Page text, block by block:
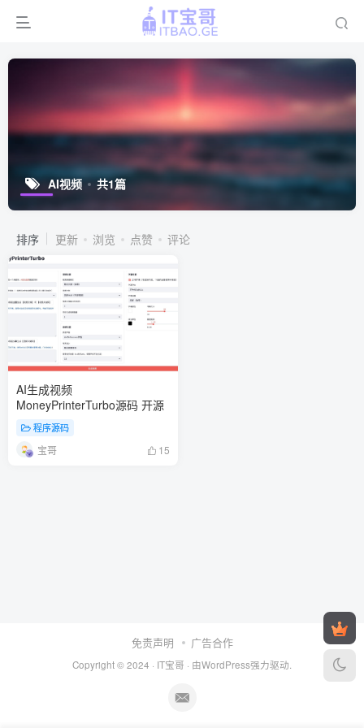
AI视频 共1篇
排序 更新 浏览 点赞 评论
AI生成视频
MoneyPrinterTurbo源码 开源
程序源码
宝哥 15
免责声明 广告合作
Copyright © 2024 · IT宝哥 · 由WordPress强力驱动.